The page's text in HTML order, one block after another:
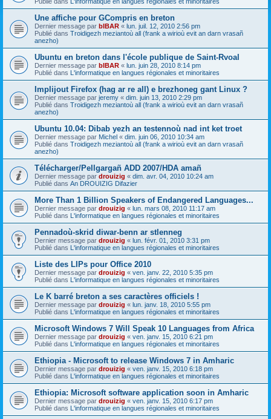
Une affiche pour GCompris en breton
Dernier message par bIBAR « lun. juil. 12, 2010 2:56 pm
Publié dans Troidigezh meziantoù all (frank a wirioù evit an darn vrasañ
anezho)
Ubuntu en breton dans l'école publique de Saint-Rvoal
Dernier message par bIBAR « lun. juin 28, 2010 8:14 pm
Publié dans L'informatique en langues régionales et minoritaires
Implijout Firefox (hag ar re all) e brezhoneg gant Linux ?
Dernier message par jeremy « dim. juin 13, 2010 2:29 pm
Publié dans Troidigezh meziantoù all (frank a wirioù evit an darn vrasañ
anezho)
Ubuntu 10.04: Dibab yezh an testennoù nad int ket troet
Dernier message par Michel « dim. juin 06, 2010 10:34 am
Publié dans Troidigezh meziantoù all (frank a wirioù evit an darn vrasañ
anezho)
Télécharger/Pellgargañ ADD 2007/HDA amañ
Dernier message par drouizig « dim. avr. 04, 2010 10:24 am
Publié dans An DROUIZIG Difazier
More Than 1 Billion Speakers of Endangered Languages...
Dernier message par drouizig « lun. mars 08, 2010 11:17 am
Publié dans L'informatique en langues régionales et minoritaires
Pennadoù-skrid diwar-benn ar stlenneg
Dernier message par drouizig « lun. févr. 01, 2010 3:31 pm
Publié dans L'informatique en langues régionales et minoritaires
Liste des LIPs pour Office 2010
Dernier message par drouizig « ven. janv. 22, 2010 5:35 pm
Publié dans L'informatique en langues régionales et minoritaires
Le K barré breton a ses caractères officiels !
Dernier message par drouizig « lun. janv. 18, 2010 5:55 pm
Publié dans L'informatique en langues régionales et minoritaires
Microsoft Windows 7 Will Speak 10 Languages from Africa
Dernier message par drouizig « ven. janv. 15, 2010 6:21 pm
Publié dans L'informatique en langues régionales et minoritaires
Ethiopia - Microsoft to release Windows 7 in Amharic
Dernier message par drouizig « ven. janv. 15, 2010 6:18 pm
Publié dans L'informatique en langues régionales et minoritaires
Ethiopia: Microsoft software application soon in Amharic
Dernier message par drouizig « ven. janv. 15, 2010 6:17 pm
Publié dans L'informatique en langues régionales et minoritaires